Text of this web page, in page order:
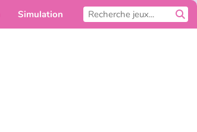
Simulation